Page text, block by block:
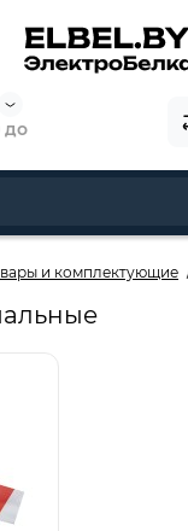
до
и комплектующие